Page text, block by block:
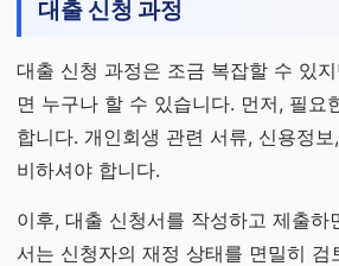
대출 신청 과정
대출 신청 과정은 조금 복잡할 수 있
면 누구나 할 수 있습니다. 먼저, 필요
합니다. 개인회생 관련 서류, 신용정
비하셔야 합니다.
이후, 대출 신청서를 작성하고 제출하
서는 신청자의 재정 상태를 면밀히 검